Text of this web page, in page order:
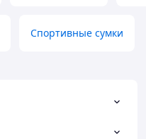
Спортивные сумки